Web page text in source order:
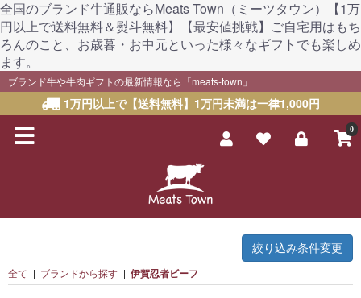
全国のブランド牛通販ならMeats Town（ミーツタウン）【1万
円以上で送料無料＆熨斗無料】【最安値挑戦】ご自宅用はもち
ろんのこと、お歳暮・お中元といった様々なギフトでも楽しめ
ます。
ブランド牛や牛肉ギフトの最新情報なら「meats-town」
1万円以上で【送料無料】1万円未満は一律1,000円
0
絞り込み条件変更
全て | ブランドから探す | 伊賀忍者ビーフ